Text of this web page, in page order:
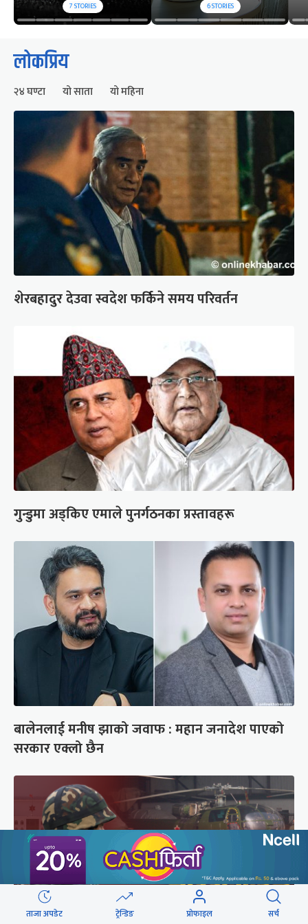
7STORIES 6STORIES
लोकप्रिय
२४ घण्टा यो साता यो महिना
शेरबहादुर देउवा स्वदेश फर्किने समय परिवर्तन
गुन्डुमा अड्किए एमाले पुनर्गठनका प्रस्तावहरू
बालेनलाई मनीष झाको जवाफ : महान जनादेश पाएको
सरकार एक्लो छैन
ताजा अपडेट ट्रेन्डिङ प्रोफाइल सर्च